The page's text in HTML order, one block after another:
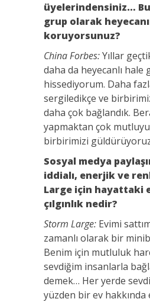
üyelerindensiniz…
grup olarak
koruyorsunuz?
China Forbes:Yıllar
daha da heyecanlı hale
hissediyorum. Daha
sergiledikçe ve
daha çok bağlandık.
yapmaktan çok
birbirimizi
Sosyal medya
iddialı, enerjik ve
Large için hayattaki
çılgınlık nedir?
Storm Large: Evimi
zamanlı olarak bir
Benim için mutluluk
sevdiğim insanlarla
demek… Her yerde
yüzden bir ev